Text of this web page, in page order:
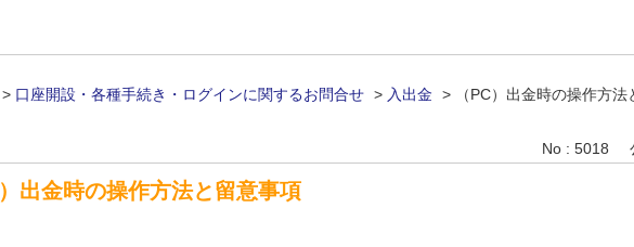
> 口座開設・各種手続き・ログインに関するお問合せ > 入出金 >
（PC）出金時の操作方法
No : 5018
）出金時の操作方法と留意事項